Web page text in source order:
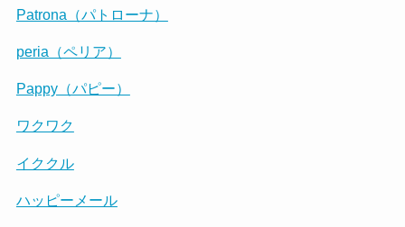
Patrona（パトローナ）
peria（ペリア）
Pappy（パピー）
ワクワク
イククル
ハッピーメール